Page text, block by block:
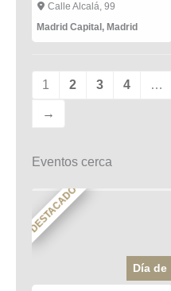
Calle Alcalá, 99
Madrid Capital , Madrid
1 2 3 4 …
→
Eventos cerca
DESTACADO
Día de